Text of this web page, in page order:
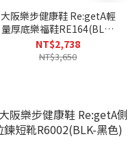
大阪樂步健康鞋 Re:getA輕
量厚底樂福鞋RE164(BLK-
黑色)
NT$2,738
NT$3,650